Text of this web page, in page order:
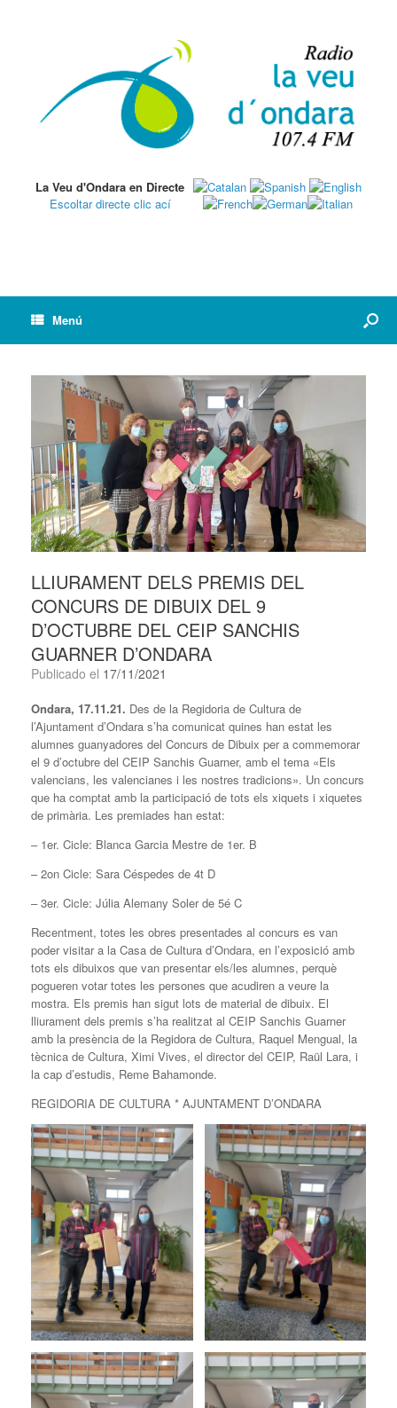
La Veu d'Ondara en Directe
Escoltar directe clic ací
Menú
LLIURAMENT DELS PREMIS DEL
CONCURS DE DIBUIX DEL 9
D’OCTUBRE DEL CEIP SANCHIS
GUARNER D’ONDARA
Publicado el 17/11/2021
Ondara, 17.11.21. Des de la Regidoria de Cultura de
l’Ajuntament d’Ondara s’ha comunicat quines han estat les
alumnes guanyadores del Concurs de Dibuix per a commemorar
el 9 d’octubre del CEIP Sanchis Guarner, amb el tema «Els
valencians, les valencianes i les nostres tradicions». Un concurs
que ha comptat amb la participació de tots els xiquets i xiquetes
de primària. Les premiades han estat:
– 1er. Cicle: Blanca Garcia Mestre de 1er. B
– 2on Cicle: Sara Céspedes de 4t D
– 3er. Cicle: Júlia Alemany Soler de 5é C
Recentment, totes les obres presentades al concurs es van
poder visitar a la Casa de Cultura d’Ondara, en l’exposició amb
tots els dibuixos que van presentar els/les alumnes, perquè
pogueren votar totes les persones que acudiren a veure la
mostra. Els premis han sigut lots de material de dibuix. El
lliurament dels premis s’ha realitzat al CEIP Sanchis Guarner
amb la presència de la Regidora de Cultura, Raquel Mengual, la
tècnica de Cultura, Ximi Vives, el director del CEIP, Raül Lara, i
la cap d’estudis, Reme Bahamonde.
REGIDORIA DE CULTURA * AJUNTAMENT D’ONDARA